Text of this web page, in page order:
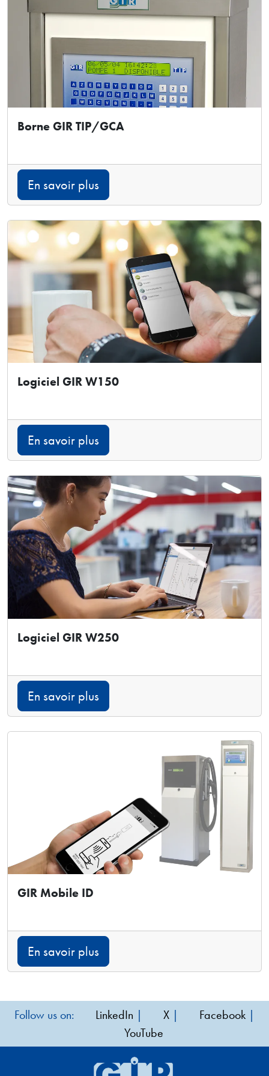
Borne GIR TIP/GCA
En savoir plus
Logiciel GIR W150
En savoir plus
Logiciel GIR W250
En savoir plus
GIR Mobile ID
En savoir plus
Follow us on: LinkedIn | X | Facebook |
YouTube